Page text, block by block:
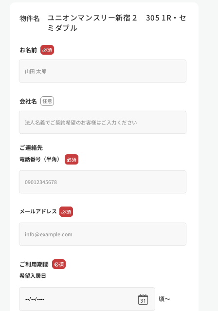
物件名
ユニオンマンスリー新宿２ 305 1R・セ
ミダブル
お名前 必須
会社名 任意
ご連絡先
電話番号（半角） 必須
メールアドレス 必須
ご利用期間 必須
希望入居日
頃～